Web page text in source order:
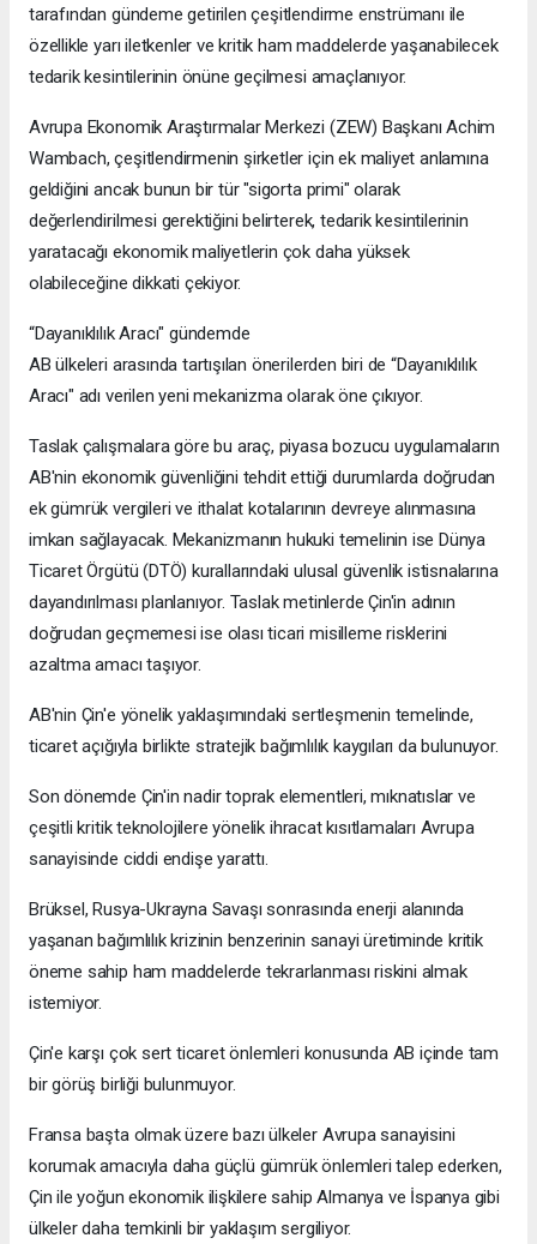
tarafından gündeme getirilen çeşitlendirme enstrümanı ile
özellikle yarı iletkenler ve kritik ham maddelerde yaşanabilecek
tedarik kesintilerinin önüne geçilmesi amaçlanıyor.
Avrupa Ekonomik Araştırmalar Merkezi (ZEW) Başkanı Achim
Wambach, çeşitlendirmenin şirketler için ek maliyet anlamına
geldiğini ancak bunun bir tür "sigorta primi" olarak
değerlendirilmesi gerektiğini belirterek, tedarik kesintilerinin
yaratacağı ekonomik maliyetlerin çok daha yüksek
olabileceğine dikkati çekiyor.
“Dayanıklılık Aracı" gündemde
AB ülkeleri arasında tartışılan önerilerden biri de “Dayanıklılık
Aracı" adı verilen yeni mekanizma olarak öne çıkıyor.
Taslak çalışmalara göre bu araç, piyasa bozucu uygulamaların
AB'nin ekonomik güvenliğini tehdit ettiği durumlarda doğrudan
ek gümrük vergileri ve ithalat kotalarının devreye alınmasına
imkan sağlayacak. Mekanizmanın hukuki temelinin ise Dünya
Ticaret Örgütü (DTÖ) kurallarındaki ulusal güvenlik istisnalarına
dayandırılması planlanıyor. Taslak metinlerde Çin'in adının
doğrudan geçmemesi ise olası ticari misilleme risklerini
azaltma amacı taşıyor.
AB'nin Çin'e yönelik yaklaşımındaki sertleşmenin temelinde,
ticaret açığıyla birlikte stratejik bağımlılık kaygıları da bulunuyor.
Son dönemde Çin'in nadir toprak elementleri, mıknatıslar ve
çeşitli kritik teknolojilere yönelik ihracat kısıtlamaları Avrupa
sanayisinde ciddi endişe yarattı.
Brüksel, Rusya-Ukrayna Savaşı sonrasında enerji alanında
yaşanan bağımlılık krizinin benzerinin sanayi üretiminde kritik
öneme sahip ham maddelerde tekrarlanması riskini almak
istemiyor.
Çin'e karşı çok sert ticaret önlemleri konusunda AB içinde tam
bir görüş birliği bulunmuyor.
Fransa başta olmak üzere bazı ülkeler Avrupa sanayisini
korumak amacıyla daha güçlü gümrük önlemleri talep ederken,
Çin ile yoğun ekonomik ilişkilere sahip Almanya ve İspanya gibi
ülkeler daha temkinli bir yaklaşım sergiliyor.